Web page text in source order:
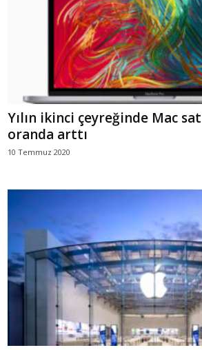
Yılın ikinci çeyreğinde Mac
oranda arttı
10 Temmuz 2020